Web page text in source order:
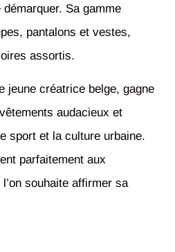
Sa gamme
pantalons et vestes,
assortis.
jeune créatrice belge, gagne
audacieux et
sport et la culture urbaine.
parfaitement aux
souhaite affirmer sa